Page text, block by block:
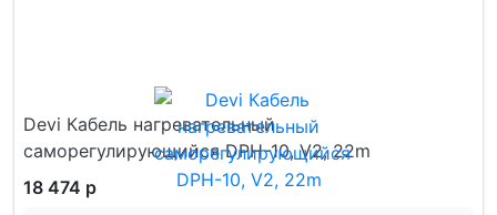
Devi Кабель нагревательный
саморегулирующийся DPH-10, V2, 22m
18 474 р